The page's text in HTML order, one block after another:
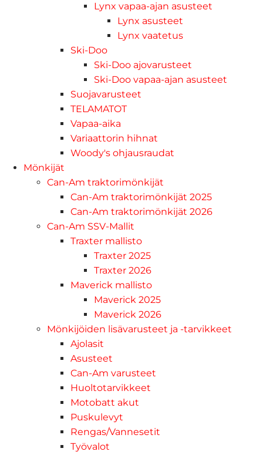
Lynx vapaa-ajan asusteet
Lynx asusteet
Lynx vaatetus
Ski-Doo
Ski-Doo ajovarusteet
Ski-Doo vapaa-ajan asusteet
Suojavarusteet
TELAMATOT
Vapaa-aika
Variaattorin hihnat
Woody's ohjausraudat
Mönkijät
Can-Am traktorimönkijät
Can-Am traktorimönkijät 2025
Can-Am traktorimönkijät 2026
Can-Am SSV-Mallit
Traxter mallisto
Traxter 2025
Traxter 2026
Maverick mallisto
Maverick 2025
Maverick 2026
Mönkijöiden lisävarusteet ja -tarvikkeet
Ajolasit
Asusteet
Can-Am varusteet
Huoltotarvikkeet
Motobatt akut
Puskulevyt
Rengas/Vannesetit
Työvalot